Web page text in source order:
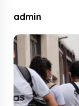
admin